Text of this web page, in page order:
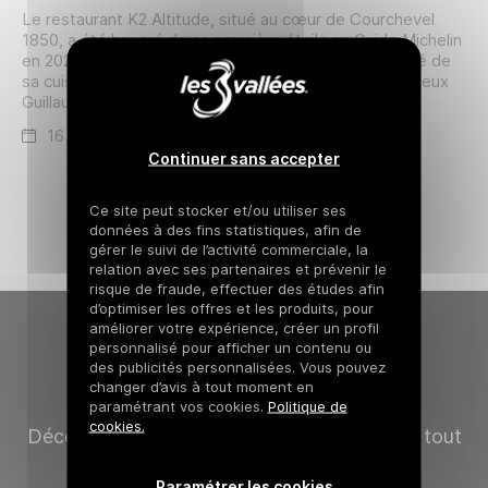
Le restaurant K2 Altitude, situé au cœur de Courchevel
1850, a été honoré de sa première étoile au Guide Michelin
en 2026, témoignant de l'excellence et de la créativité de
sa cuisine sous la direction de ses deux chefs talentueux
Guillaume Duchemin et Davide Sessa.
16 mars 2026
Newsletter
Découvrez des expériences uniques à vivre tout
Continuer sans accepter
Ce site peut stocker et/ou utiliser ses
données à des fins statistiques, afin de
gérer le suivi de l’activité commerciale, la
relation avec ses partenaires et prévenir le
risque de fraude, effectuer des études afin
d’optimiser les offres et les produits, pour
améliorer votre expérience, créer un profil
personnalisé pour afficher un contenu ou
des publicités personnalisées. Vous pouvez
changer d’avis à tout moment en
paramétrant vos cookies. Politique de
cookies.